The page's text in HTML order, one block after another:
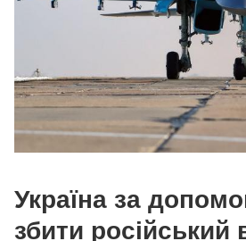
Україна за
збити